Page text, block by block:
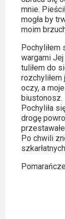
mnie.
mogła by
moim
Pochyliłem
wargami
tuliłem do
rozchyliłem
oczy, a
biustonosz.
Pochyliła
drogę
Po chwili